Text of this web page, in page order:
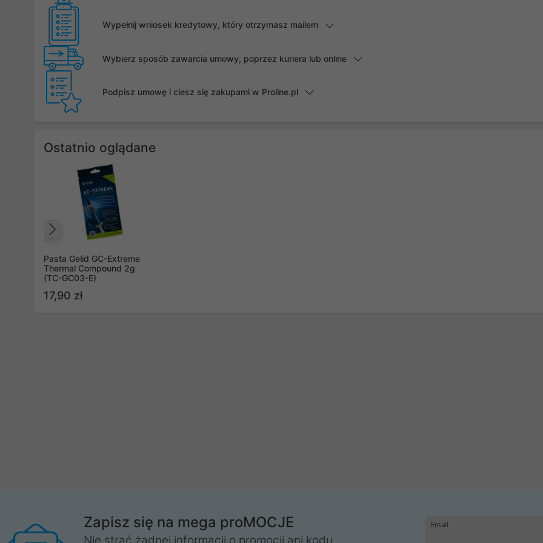
Wypełnij wniosek kredytowy, który otrzymasz mailem
Wybierz sposób zawarcia umowy, poprzez kuriera lub online
Podpisz umowę i ciesz się zakupami w Proline.pl
Ostatnio oglądane
Pasta Gelid GC-Extreme
Thermal Compound 2g
(TC-GC03-E)
17,90 zł
Poprzedni
Zapisz się na mega proMOCJE
Nie strać żadnej informacji o promocji ani kodu
Email